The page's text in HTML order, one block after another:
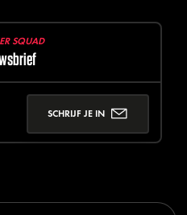
SQUAD
SCHRIJF JE IN